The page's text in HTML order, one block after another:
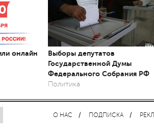
онлайн
Выборы депутатов
Государственной Думы
Федерального Собрания РФ
Политика
О НАС ПОДПИСКА